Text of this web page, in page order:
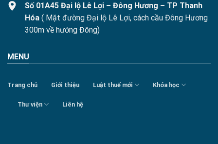
Số 01A45 Đại lộ Lê Lợi – Đông Hương – TP Thanh
Hóa ( Mặt đường Đại lộ Lê Lợi, cách cầu Đông Hương
300m về hướng Đông)
MENU
Trang chủ Giới thiệu Luật thuế mới Khóa học
Thư viện Liên hệ